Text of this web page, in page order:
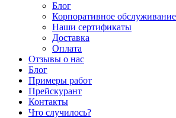
Блог
Корпоративное обслуживание
Наши сертификаты
Доставка
Оплата
Отзывы о нас
Блог
Примеры работ
Прейскурант
Контакты
Что случилось?